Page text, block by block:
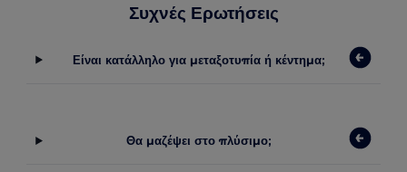
Συχνές Ερωτήσεις
Είναι κατάλληλο για μεταξοτυπία ή κέντημα;
Θα μαζέψει στο πλύσιμο;